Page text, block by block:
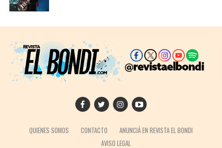
QUIENES SOMOS CONTACTO
ANUNCIÁ EN REVISTA EL BONDI
AVISO LEGAL